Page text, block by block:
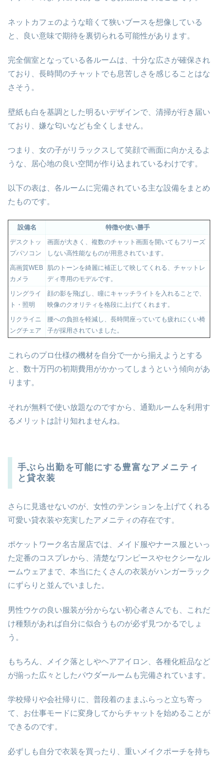
ネットカフェのような暗くて狭いブースを想像している
と、良い意味で期待を裏切られる可能性があります。
完全個室となっている各ルームは、十分な広さが確保され
ており、長時間のチャットでも息苦しさを感じることはな
さそう。
壁紙も白を基調とした明るいデザインで、清掃が行き届い
ており、嫌な匂いなども全くしません。
つまり、女の子がリラックスして笑顔で画面に向かえるよ
うな、居心地の良い空間が作り込まれているわけです。
以下の表は、各ルームに完備されている主な設備をまとめ
たものです。
設備名
特徴や使い勝手
デスクトッ
プパソコン
画面が大きく、複数のチャット画面を開いてもフリーズ
しない高性能なものが用意されています。
高画質WEB
カメラ
肌のトーンを綺麗に補正して映してくれる、チャットレ
ディ専用のモデルです。
リングライ
ト・照明
顔の影を飛ばし、瞳にキャッチライトを入れることで、
映像のクオリティを格段に上げてくれます。
リクライニ
ングチェア
腰への負担を軽減し、長時間座っていても疲れにくい椅
子が採用されていました。
これらのプロ仕様の機材を自分で一から揃えようとする
と、数十万円の初期費用がかかってしまうという傾向があ
ります。
それが無料で使い放題なのですから、通勤ルームを利用す
るメリットは計り知れませんね。
手ぶら出勤を可能にする豊富なアメニティ
と貸衣装
さらに見逃せないのが、女性のテンションを上げてくれる
可愛い貸衣装や充実したアメニティの存在です。
ポケットワーク名古屋店では、メイド服やナース服といっ
た定番のコスプレから、清楚なワンピースやセクシーなル
ームウェアまで、本当にたくさんの衣装がハンガーラック
にずらりと並んでいました。
男性ウケの良い服装が分からない初心者さんでも、これだ
け種類があれば自分に似合うものが必ず見つかるでしょ
う。
もちろん、メイク落としやヘアアイロン、各種化粧品など
が揃った広々としたパウダールームも完備されています。
学校帰りや会社帰りに、普段着のままふらっと立ち寄っ
て、お仕事モードに変身してからチャットを始めることが
できるのです。
必ずしも自分で衣装を買ったり、重いメイクポーチを持ち